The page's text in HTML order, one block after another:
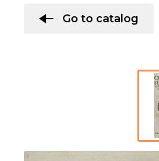
Go to catalog